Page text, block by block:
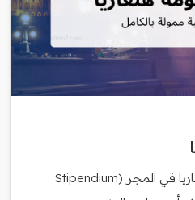
تُعد منحة منحة حكومة هنغاريا في المجر (Stipendium